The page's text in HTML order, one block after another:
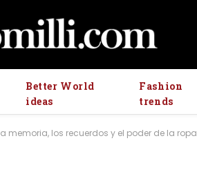
Better World
ideas
Fashion
trends
memoria, los recuerdos y el poder de la ropa